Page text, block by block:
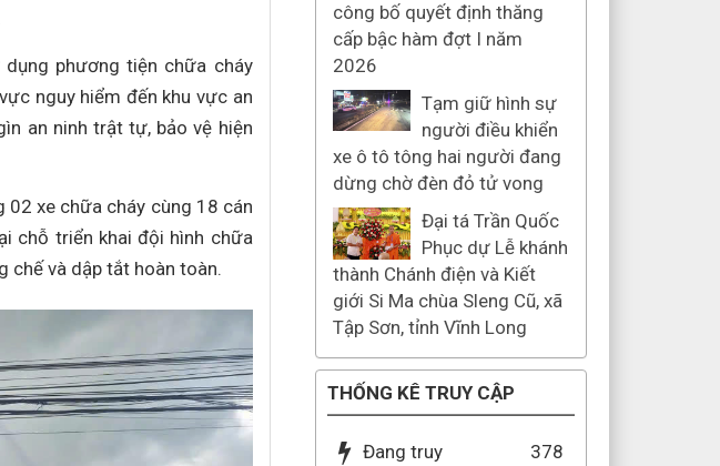
phương tiện chữa cháy
nguy hiểm đến khu vực an
an ninh trật tự, bảo vệ hiện
02 xe chữa cháy cùng 18 cán
chỗ triển khai đội hình chữa
chế và dập tắt hoàn toàn.
công bố quyết định thăng
cấp bậc hàm đợt I năm
2026
Tạm giữ hình sự
người điều khiển
xe ô tô tông hai người đang
dừng chờ đèn đỏ tử vong
Đại tá Trần Quốc
Phục dự Lễ khánh
thành Chánh điện và Kiết
giới Si Ma chùa Sleng Cũ, xã
Tập Sơn, tỉnh Vĩnh Long
THỐNG KÊ TRUY CẬP
Đang truy
378